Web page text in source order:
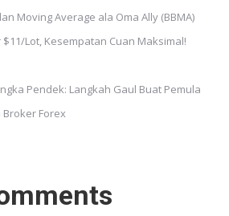
Moving Average ala Oma Ally (BBMA)
Lot, Kesempatan Cuan Maksimal!
Pendek: Langkah Gaul Buat Pemula
Broker Forex